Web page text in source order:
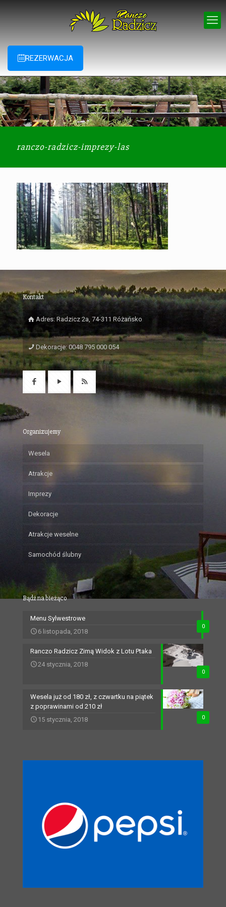
REZERWACJA
ranczo-radzicz-imprezy-las
Kontakt
Adres: Radzicz 2a, 74-311 Różańsko
Dekoracje: 0048 795 000 054
Organizujemy
Wesela
Atrakcje
Imprezy
Dekoracje
Atrakcje weselne
Samochód ślubny
Bądź na bieżąco
0
Menu Sylwestrowe
6 listopada, 2018
0
Ranczo Radzicz Zimą Widok z Lotu Ptaka
24 stycznia, 2018
0
Wesela już od 180 zł, z czwartku na piątek
z poprawinami od 210 zł
15 stycznia, 2018